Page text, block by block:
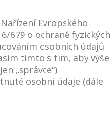
Evropského
679 o ochraně fyzických
osobních údajů
tímto s tím, aby výše
„správce“)
osobní údaje (dále